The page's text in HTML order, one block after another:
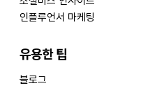
인플루언서 마케팅
​유용한 팁
블로그